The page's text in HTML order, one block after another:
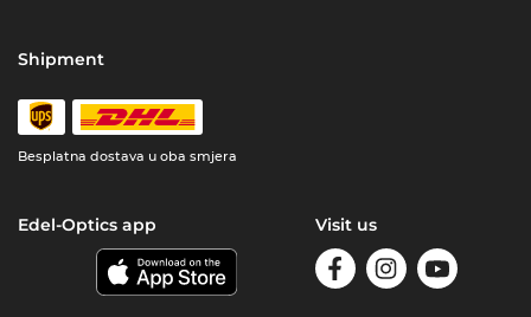
Shipment
Besplatna dostava u oba smjera
Edel-Optics app Visit us